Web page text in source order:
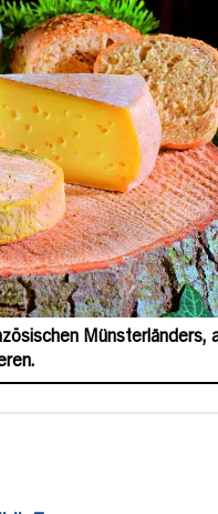
Münsterländers,